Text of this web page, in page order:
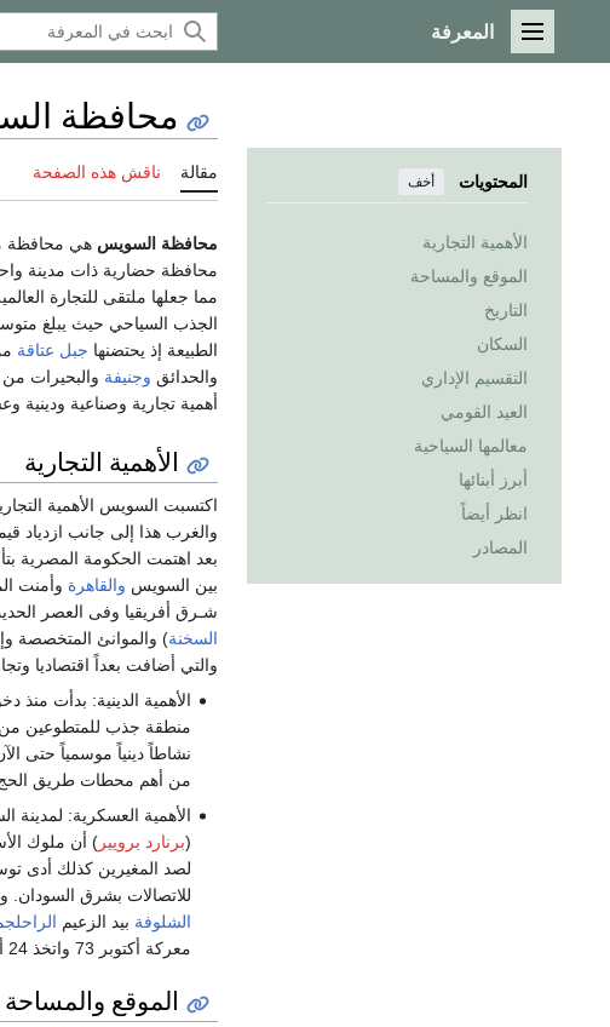
القائمة الرئيسية
المعرفة
المحتويات أخف
الأهمية التجارية
الموقع والمساحة
التاريخ
السكان
التقسيم الإداري
العيد القومي
معالمها السياحية
أبرز أبنائها
انظر أيضاً
المصادر
محافظة
مقالة ناقش هذه الصفحة
محافظة السويس هي محافظة
محافظة حضارية ذات مدينة
مما جعلها ملتقى للتجارة
الطبيعة إذ يحتضنها جبل عتاقة
والحدائق وجنيفة والبحيرات من
أهمية تجارية وصناعية ودينية
الأهمية التجارية
اكتسبت السويس الأهمية
والغرب هذا إلى جانب ازدياد
بعد اهتمت الحكومة المصرية
بين السويس والقاهرة وأمنت
شـرق أفريقيا وفى العصر
السخنة) والموانئ المتخصصة
والتي أضافت بعداً اقتصاديا
الأهمية الدينية: بدأت
منطقة جذب للمتطوعين من
نشاطاً دينياً موسمياً حتى
من أهم محطات طريق الحج
الأهمية العسكرية: لمدينة
(برنارد برويير) أن ملوك
لصد المغيرين كذلك أدى
للاتصالات بشرق
الشلوفة بيد الزعيم
معركة أكتوبر 73 واتخذ 24 أكتوبر عيداً قوميا.
الموقع والمساحة